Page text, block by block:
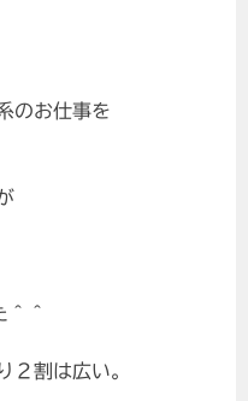
のお仕事を
＾
２割は広い。